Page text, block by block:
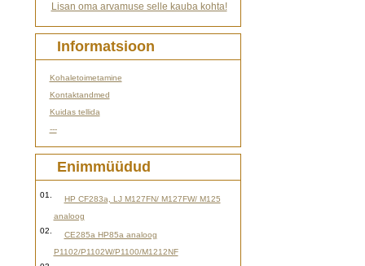
Lisan oma arvamuse selle kauba kohta!
Informatsioon
Kohaletoimetamine
Kontaktandmed
Kuidas tellida
---
Enimmüüdud
01.
HP CF283a, LJ M127FN/ M127FW/ M125
analoog
02.
CE285a HP85a analoog
P1102/P1102W/P1100/M1212NF